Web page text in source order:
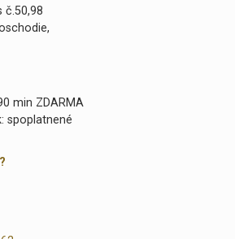
č.50,98
min ZDARMA
spoplatnené